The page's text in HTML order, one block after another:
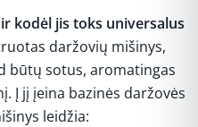
kodėl jis toks universalus
daržovių mišinys,
būtų sotus, aromatingas
Į jį įeina bazinės daržovės
leidžia: